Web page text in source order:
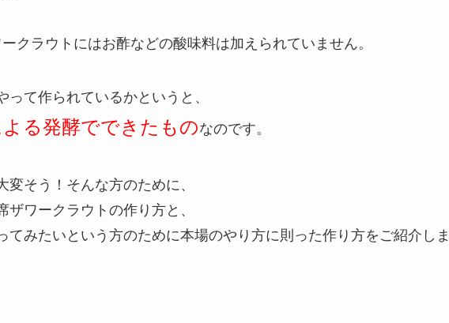
クラウトにはお酢などの酸味料は加えられていません。
て作られているかというと、
る発酵でできたものなのです。
変そう！そんな方のために、
ワークラウトの作り方と、
てみたいという方のために本場のやり方に則った作り方をご紹介し